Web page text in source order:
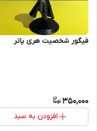
فیگور شخصیت هری پاتر
350,000
افزودن به سبد